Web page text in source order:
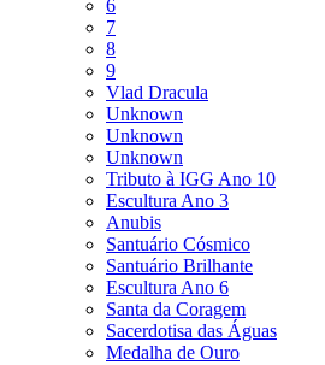
6
7
8
9
Vlad Dracula
Unknown
Unknown
Unknown
Tributo à IGG Ano 10
Escultura Ano 3
Anubis
Santuário Cósmico
Santuário Brilhante
Escultura Ano 6
Santa da Coragem
Sacerdotisa das Águas
Medalha de Ouro